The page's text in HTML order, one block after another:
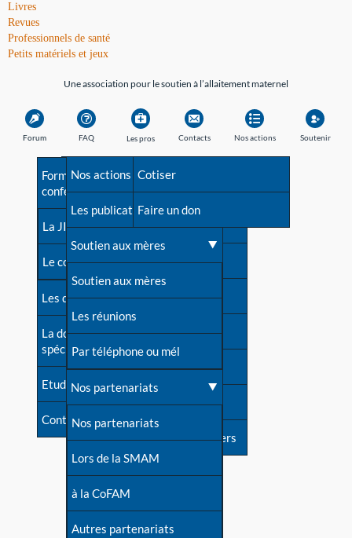
Livres
Revues
Professionnels de santé
Petits matériels et jeux
Une association pour le soutien à l’allaitement maternel
Forum FAQ
Avant la naissance
Les débuts
Une difficulté d'allaitement ?
Cas particuliers
Mythes et vérités
Devenir animatrice ?
Une question sur le site
Les pros
Formations et
conférences
La JIA
Le congrès
Les dossiers de l'allaitement
La documentation
spécialisée
Etudes récentes
Contact
Contacts
Besoin d'aide?
Répertoire de tous les
contacts
Contact presse
Dossier de presse
Soutenir LLL
Livre d'or
Forum
S'inscrire à nos newsletters
Nos actions
Nos actions
Les publications
Soutien aux mères
Soutien aux mères
Les réunions
Par téléphone ou mél
Nos partenariats
Nos partenariats
Lors de la SMAM
à la CoFAM
Autres partenariats
Soutenir
Cotiser
Faire un don